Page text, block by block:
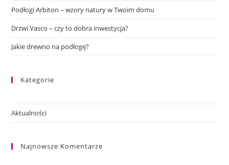
Podłogi Arbiton – wzory natury w Twoim domu
Drzwi Vasco – czy to dobra inwestycja?
Jakie drewno na podłogę?
Kategorie
Aktualności
Najnowsze Komentarze